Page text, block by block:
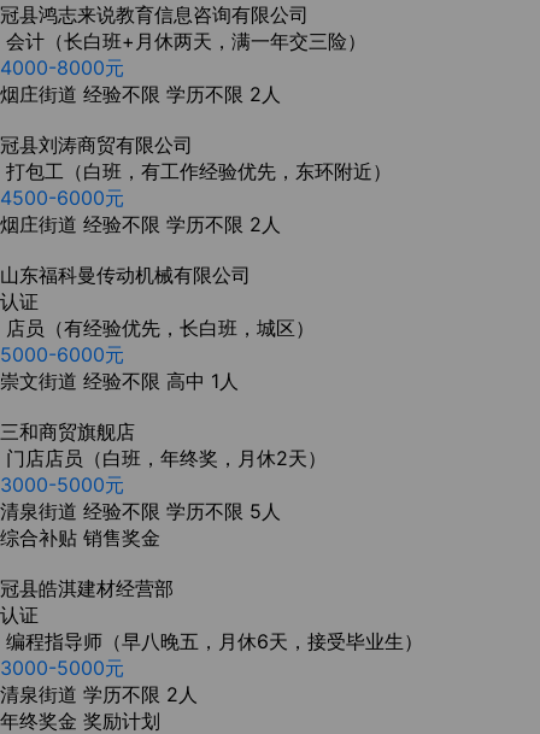
冠县鸿志来说教育信息咨询有限公司
会计（长白班+月休两天，满一年交三险）
4000-8000元
烟庄街道 经验不限 学历不限 2人
冠县‬刘涛商贸有限公司
打包工（白班，有工作经验优先，东环附近）
4500-6000元
烟庄街道 经验不限 学历不限 2人
山东福科曼传动机械有限公司
认证
店员（有经验优先，长白班，城区）
5000-6000元
崇文街道 经验不限 高中 1人
三和商贸旗舰店
门店店员（白班，年终奖，月休2天）
3000-5000元
清泉街道 经验不限 学历不限 5人
综合补贴 销售奖金
冠县皓淇建材经营部
认证
编程指导师（早八晚五，月休6天，接受毕业生）
3000-5000元
清泉街道 学历不限 2人
年终奖金 奖励计划